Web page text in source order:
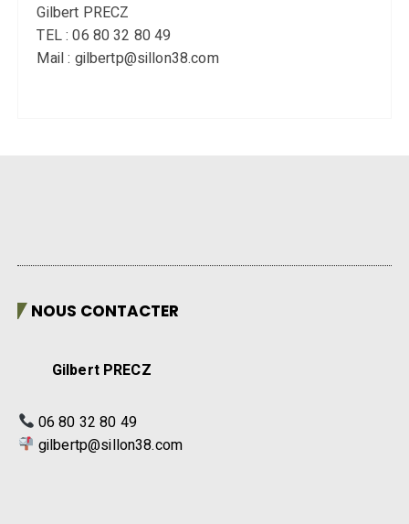
Gilbert PRECZ
TEL : 06 80 32 80 49
Mail : gilbertp@sillon38.com
NOUS CONTACTER
Gilbert PRECZ
06 80 32 80 49
gilbertp@sillon38.com